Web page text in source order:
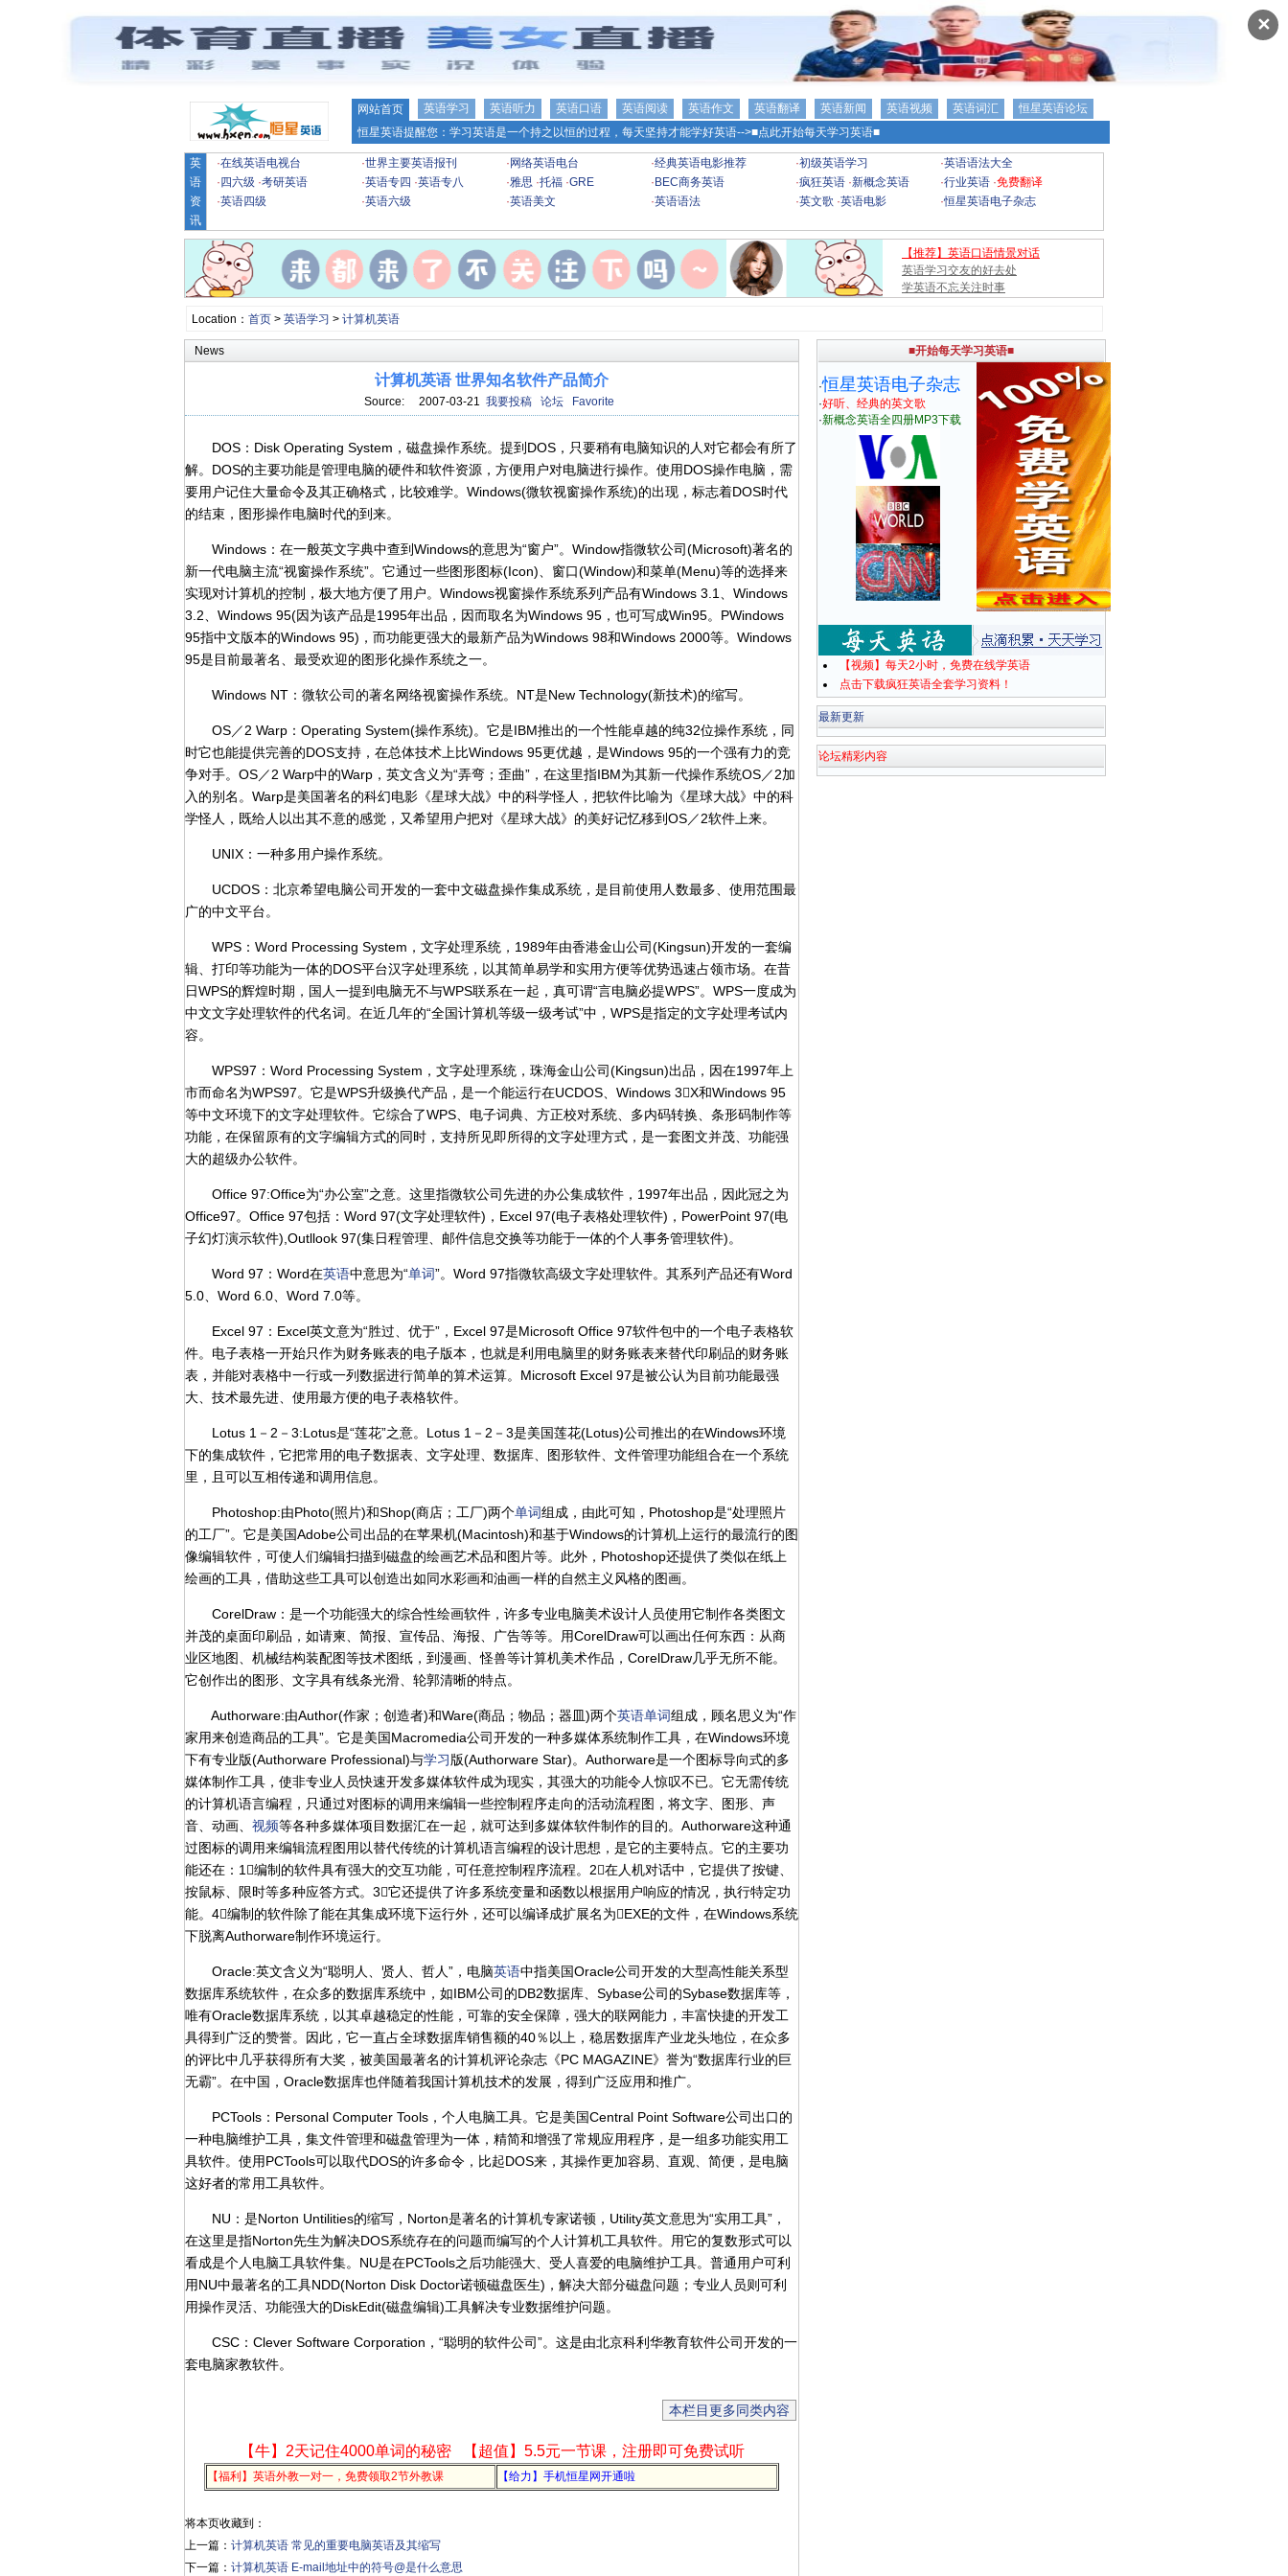
✕
网站首页 英语学习 英语听力 英语口语 英语阅读 英语作文 英语翻译 英语新闻 英语视频 英语词汇
恒星英语论坛
恒星英语提醒您：学习英语是一个持之以恒的过程，每天坚持才能学好英语-->■点此开始每天学习英语■
英
语
资
讯
·在线英语电视台 ·世界主要英语报刊 · 网络英语电台 ·经典英语电影推荐 ·初级英语学习 ·英语语法大全
· 四六级 ·考研英语 ·英语专四 ·英语专八 ·雅思 ·托福 ·GRE · BEC商务英语 ·疯狂英语 ·新概念英语 ·行业英语 ·免费翻译
·英语四级 ·英语六级 ·英语美文 ·英语语法 ·英文歌 ·英语电影 ·恒星英语电子杂志
【推荐】英语口语情景对话
英语学习交友的好去处
学英语不忘关注时事
Location： 首页> 英语学习 > 计算机英语
News
计算机英语 世界知名软件产品简介
Source: 2007-03-21 我要投稿 论坛 Favorite
DOS：Disk Operating System，磁盘操作系统。提到DOS，只要稍有电脑知识的人对它都会有所了
解。DOS的主要功能是管理电脑的硬件和软件资源，方便用户对电脑进行操作。使用DOS操作电脑，需
要用户记住大量命令及其正确格式，比较难学。Windows(微软视窗操作系统)的出现，标志着DOS时代
的结束，图形操作电脑时代的到来。
Windows：在一般英文字典中查到Windows的意思为“窗户”。Window指微软公司(Microsoft)著名的
新一代电脑主流“视窗操作系统”。它通过一些图形图标(Icon)、窗口(Window)和菜单(Menu)等的选择来
实现对计算机的控制，极大地方便了用户。Windows视窗操作系统系列产品有Windows 3.1、Windows
3.2、Windows 95(因为该产品是1995年出品，因而取名为Windows 95，也可写成Win95。PWindows
95指中文版本的Windows 95)，而功能更强大的最新产品为Windows 98和Windows 2000等。Windows
95是目前最著名、最受欢迎的图形化操作系统之一。
Windows NT：微软公司的著名网络视窗操作系统。NT是New Technology(新技术)的缩写。
OS／2 Warp：Operating System(操作系统)。它是IBM推出的一个性能卓越的纯32位操作系统，同
时它也能提供完善的DOS支持，在总体技术上比Windows 95更优越，是Windows 95的一个强有力的竞
争对手。OS／2 Warp中的Warp，英文含义为“弄弯；歪曲”，在这里指IBM为其新一代操作系统OS／2加
入的别名。Warp是美国著名的科幻电影《星球大战》中的科学怪人，把软件比喻为《星球大战》中的科
学怪人，既给人以出其不意的感觉，又希望用户把对《星球大战》的美好记忆移到OS／2软件上来。
UNIX：一种多用户操作系统。
UCDOS：北京希望电脑公司开发的一套中文磁盘操作集成系统，是目前使用人数最多、使用范围最
广的中文平台。
WPS：Word Processing System，文字处理系统，1989年由香港金山公司(Kingsun)开发的一套编
辑、打印等功能为一体的DOS平台汉字处理系统，以其简单易学和实用方便等优势迅速占领市场。在昔
日WPS的辉煌时期，国人一提到电脑无不与WPS联系在一起，真可谓“言电脑必提WPS”。WPS一度成为
中文文字处理软件的代名词。在近几年的“全国计算机等级一级考试”中，WPS是指定的文字处理考试内
容。
WPS97：Word Processing System，文字处理系统，珠海金山公司(Kingsun)出品，因在1997年上
市而命名为WPS97。它是WPS升级换代产品，是一个能运行在UCDOS、Windows 3X和Windows 95
等中文环境下的文字处理软件。它综合了WPS、电子词典、方正校对系统、多内码转换、条形码制作等
功能，在保留原有的文字编辑方式的同时，支持所见即所得的文字处理方式，是一套图文并茂、功能强
大的超级办公软件。
Office 97:Office为“办公室”之意。这里指微软公司先进的办公集成软件，1997年出品，因此冠之为
Office97。Office 97包括：Word 97(文字处理软件)，Excel 97(电子表格处理软件)，PowerPoint 97(电
子幻灯演示软件),Outllook 97(集日程管理、邮件信息交换等功能于一体的个人事务管理软件)。
Word 97：Word在英语中意思为“单词”。Word 97指微软高级文字处理软件。其系列产品还有Word
5.0、Word 6.0、Word 7.0等。
Excel 97：Excel英文意为“胜过、优于”，Excel 97是Microsoft Office 97软件包中的一个电子表格软
件。电子表格一开始只作为财务账表的电子版本，也就是利用电脑里的财务账表来替代印刷品的财务账
表，并能对表格中一行或一列数据进行简单的算术运算。Microsoft Excel 97是被公认为目前功能最强
大、技术最先进、使用最方便的电子表格软件。
Lotus 1－2－3:Lotus是“莲花”之意。Lotus 1－2－3是美国莲花(Lotus)公司推出的在Windows环境
下的集成软件，它把常用的电子数据表、文字处理、数据库、图形软件、文件管理功能组合在一个系统
里，且可以互相传递和调用信息。
Photoshop:由Photo(照片)和Shop(商店；工厂)两个单词组成，由此可知，Photoshop是“处理照片
的工厂”。它是美国Adobe公司出品的在苹果机(Macintosh)和基于Windows的计算机上运行的最流行的图
像编辑软件，可使人们编辑扫描到磁盘的绘画艺术品和图片等。此外，Photoshop还提供了类似在纸上
绘画的工具，借助这些工具可以创造出如同水彩画和油画一样的自然主义风格的图画。
CorelDraw：是一个功能强大的综合性绘画软件，许多专业电脑美术设计人员使用它制作各类图文
并茂的桌面印刷品，如请柬、简报、宣传品、海报、广告等等。用CorelDraw可以画出任何东西：从商
业区地图、机械结构装配图等技术图纸，到漫画、怪兽等计算机美术作品，CorelDraw几乎无所不能。
它创作出的图形、文字具有线条光滑、轮郭清晰的特点。
Authorware:由Author(作家；创造者)和Ware(商品；物品；器皿)两个英语单词组成，顾名思义为“作
家用来创造商品的工具”。它是美国Macromedia公司开发的一种多媒体系统制作工具，在Windows环境
下有专业版(Authorware Professional)与学习版(Authorware Star)。Authorware是一个图标导向式的多
媒体制作工具，使非专业人员快速开发多媒体软件成为现实，其强大的功能令人惊叹不已。它无需传统
的计算机语言编程，只通过对图标的调用来编辑一些控制程序走向的活动流程图，将文字、图形、声
音、动画、 视频等各种多媒体项目数据汇在一起，就可达到多媒体软件制作的目的。Authorware这种通
过图标的调用来编辑流程图用以替代传统的计算机语言编程的设计思想，是它的主要特点。它的主要功
能还在：1编制的软件具有强大的交互功能，可任意控制程序流程。2在人机对话中，它提供了按键、
按鼠标、限时等多种应答方式。3它还提供了许多系统变量和函数以根据用户响应的情况，执行特定功
能。4编制的软件除了能在其集成环境下运行外，还可以编译成扩展名为EXE的文件，在Windows系统
下脱离Authorware制作环境运行。
Oracle:英文含义为“聪明人、贤人、哲人”，电脑英语中指美国Oracle公司开发的大型高性能关系型
数据库系统软件，在众多的数据库系统中，如IBM公司的DB2数据库、Sybase公司的Sybase数据库等，
唯有Oracle数据库系统，以其卓越稳定的性能，可靠的安全保障，强大的联网能力，丰富快捷的开发工
具得到广泛的赞誉。因此，它一直占全球数据库销售额的40％以上，稳居数据库产业龙头地位，在众多
的评比中几乎获得所有大奖，被美国最著名的计算机评论杂志《PC MAGAZINE》誉为“数据库行业的巨
无霸”。在中国，Oracle数据库也伴随着我国计算机技术的发展，得到广泛应用和推广。
PCTools：Personal Computer Tools，个人电脑工具。它是美国Central Point Software公司出口的
一种电脑维护工具，集文件管理和磁盘管理为一体，精简和增强了常规应用程序，是一组多功能实用工
具软件。使用PCTools可以取代DOS的许多命令，比起DOS来，其操作更加容易、直观、简便，是电脑
这好者的常用工具软件。
NU：是Norton Untilities的缩写，Norton是著名的计算机专家诺顿，Utility英文意思为“实用工具”，
在这里是指Norton先生为解决DOS系统存在的问题而编写的个人计算机工具软件。用它的复数形式可以
看成是个人电脑工具软件集。NU是在PCTools之后功能强大、受人喜爱的电脑维护工具。普通用户可利
用NU中最著名的工具NDD(Norton Disk Doctor诺顿磁盘医生)，解决大部分磁盘问题；专业人员则可利
用操作灵活、功能强大的DiskEdit(磁盘编辑)工具解决专业数据维护问题。
CSC：Clever Software Corporation，“聪明的软件公司”。这是由北京科利华教育软件公司开发的一
套电脑家教软件。
本栏目更多同类内容
【牛】2天记住4000单词的秘密 【超值】5.5元一节课，注册即可免费试听
【福利】英语外教一对一，免费领取2节外教课 【给力】手机恒星网开通啦
将本页收藏到：
上一篇： 计算机英语 常见的重要电脑英语及其缩写
下一篇： 计算机英语 E-mail地址中的符号@是什么意思
■开始每天学习英语■
·恒星英语电子杂志
·好听、经典的英文歌
·新概念英语全四册MP3下载
【视频】每天2小时，免费在线学英语
点击下载疯狂英语全套学习资料！
最新更新
论坛精彩内容